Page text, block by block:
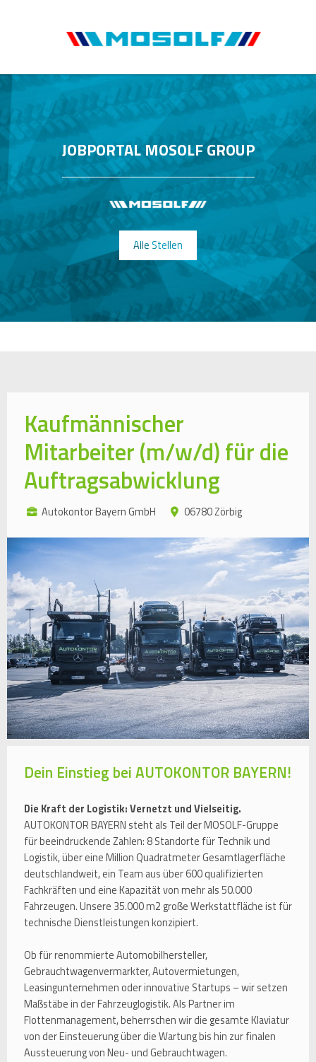
JOBPORTAL MOSOLF GROUP
Alle Stellen
Kaufmännischer
Mitarbeiter (m/w/d) für die
Auftragsabwicklung
Autokontor Bayern GmbH 06780 Zörbig
Dein Einstieg bei AUTOKONTOR BAYERN!
Die Kraft der Logistik: Vernetzt und Vielseitig.
AUTOKONTOR BAYERN steht als Teil der MOSOLF-Gruppe
für beeindruckende Zahlen: 8 Standorte für Technik und
Logistik, über eine Million Quadratmeter Gesamtlagerfläche
deutschlandweit, ein Team aus über 600 qualifizierten
Fachkräften und eine Kapazität von mehr als 50.000
Fahrzeugen. Unsere 35.000 m2 große Werkstattfläche ist für
technische Dienstleistungen konzipiert.
Ob für renommierte Automobilhersteller,
Gebrauchtwagenvermarkter, Autovermietungen,
Leasingunternehmen oder innovative Startups – wir setzen
Maßstäbe in der Fahrzeuglogistik. Als Partner im
Flottenmanagement, beherrschen wir die gesamte Klaviatur
von der Einsteuerung über die Wartung bis hin zur finalen
Aussteuerung von Neu- und Gebrauchtwagen.